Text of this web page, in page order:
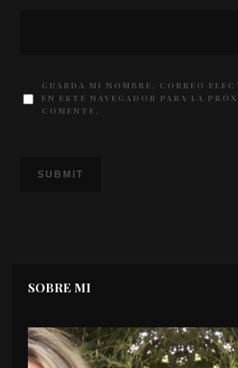
GUARDA MI NOMBRE, CORREO
EN ESTE NAVEGADOR PARA LA
COMENTE.
SOBRE MI